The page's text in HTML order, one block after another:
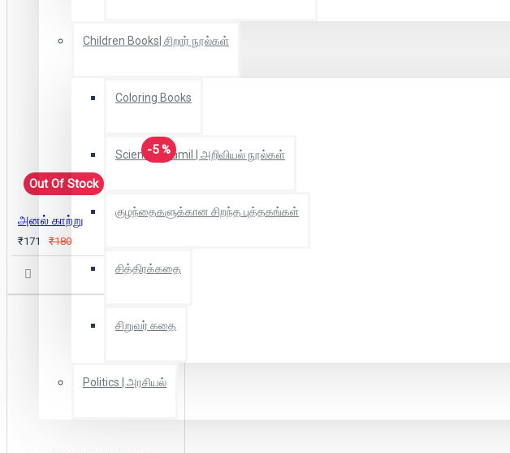
Children Books| சிறார் நூல்கள்
Coloring Books
Scientific Tamil | அறிவியல் நூல்கள்
குழந்தைகளுக்கான சிறந்த புத்தகங்கள்
சித்திரக்கதை
சிறுவர் கதை
Politics | அரசியல்
-5 %
Out Of Stock
அனல் காற்று
₹171 ₹180